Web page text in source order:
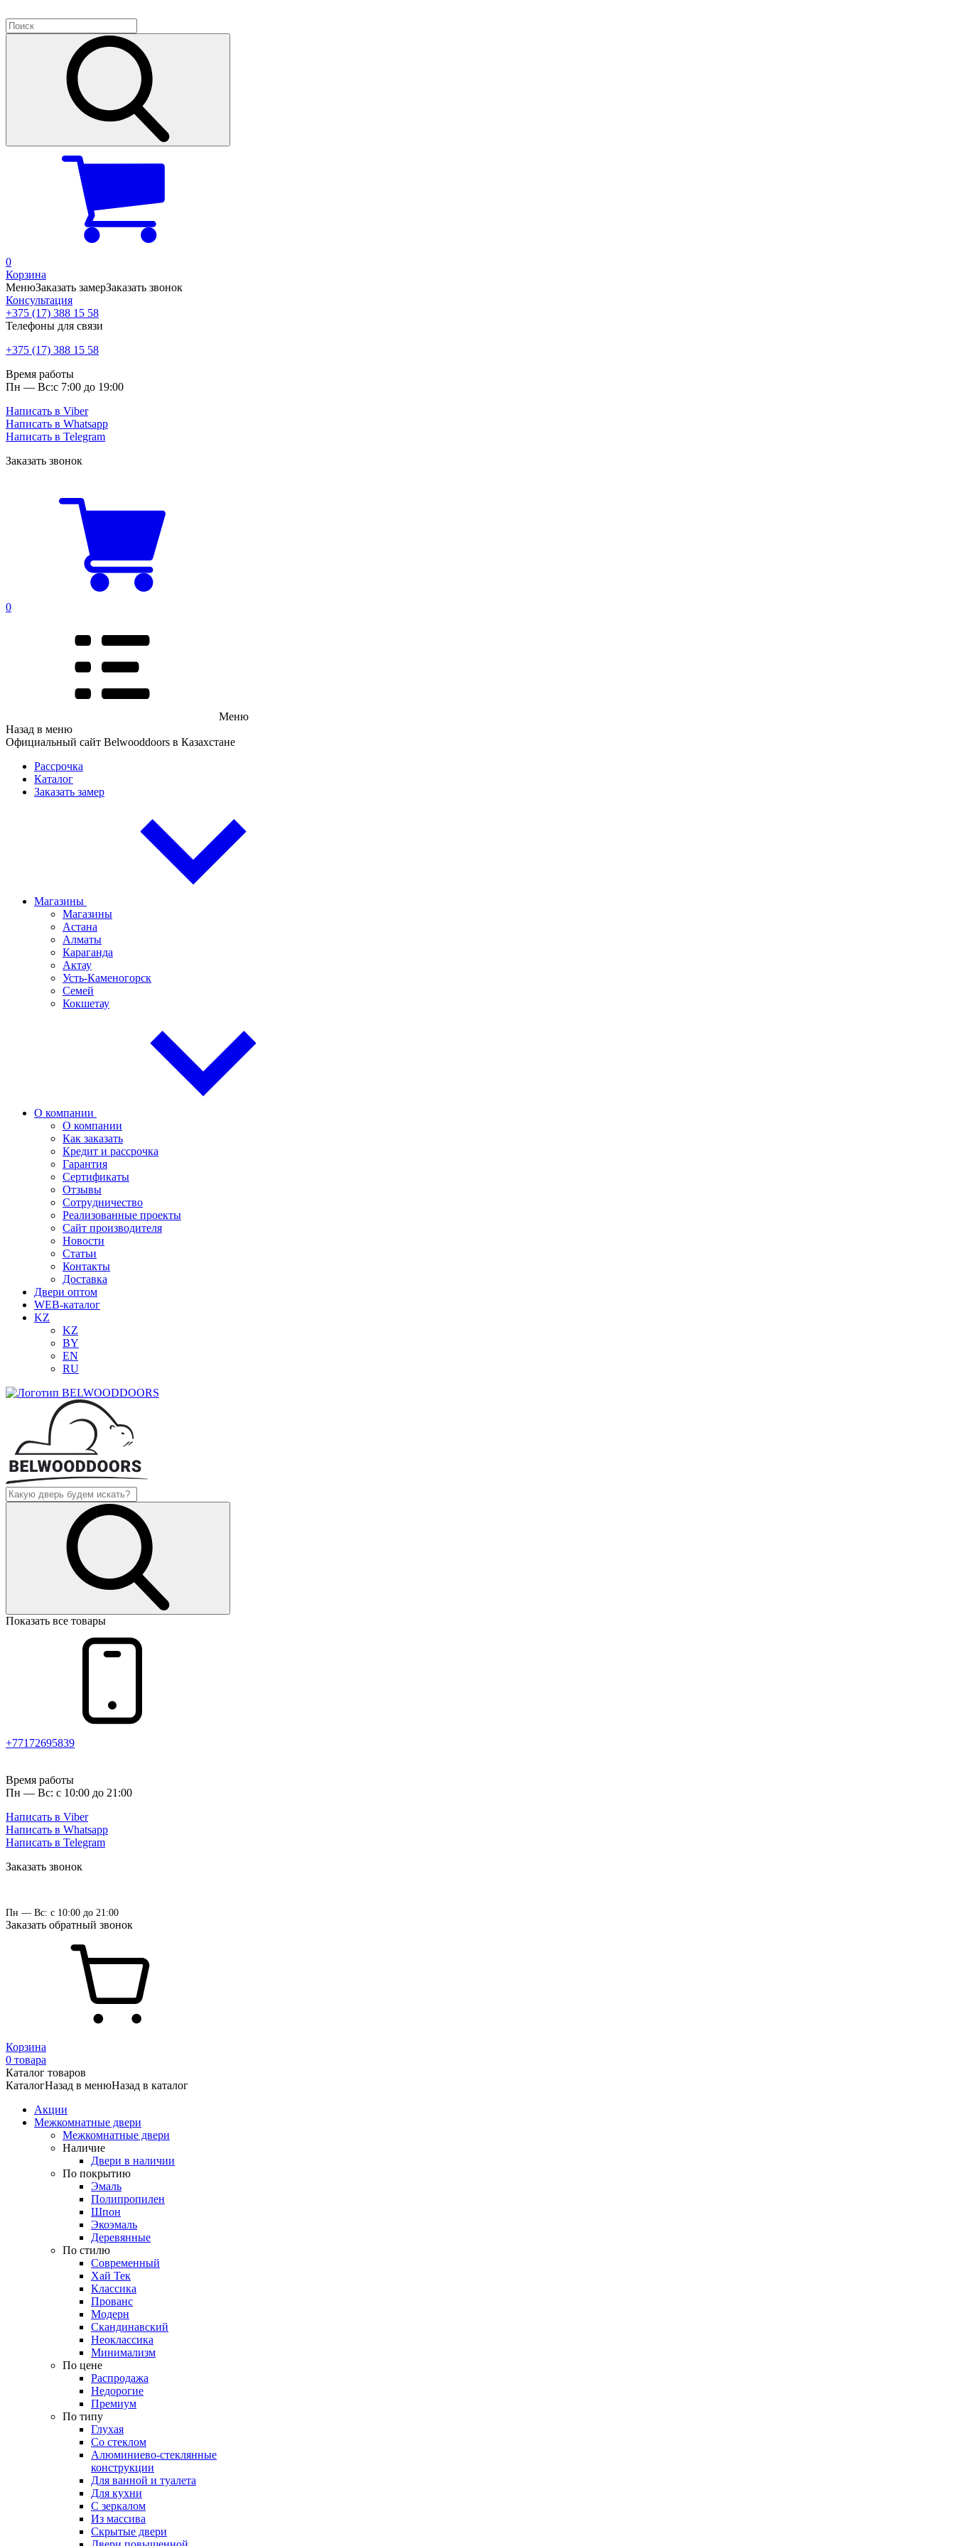
0
Корзина
МенюЗаказать замерЗаказать звонок
Консультация
+375 (17) 388 15 58
Телефоны для связи
+375 (17) 388 15 58
Время работы
Пн — Вс:с 7:00 до 19:00
Написать в Viber
Написать в Whatsapp
Написать в Telegram
Заказать звонок
0
Меню
Назад в меню
Официальный сайт Belwooddoors в Казахстане
Рассрочка
Каталог
Заказать замер
Магазины
Магазины
Астана
Алматы
Караганда
Актау
Усть-Каменогорск
Семей
Кокшетау
О компании
О компании
Как заказать
Кредит и рассрочка
Гарантия
Сертификаты
Отзывы
Сотрудничество
Реализованные проекты
Сайт производителя
Новости
Статьи
Контакты
Доставка
Двери оптом
WEB-каталог
KZ
KZ
BY
EN
RU
Показать все товары
+77172695839
Время работы
Пн — Вс: с 10:00 до 21:00
Написать в Viber
Написать в Whatsapp
Написать в Telegram
Заказать звонок
Пн — Вс: с 10:00 до 21:00
Заказать обратный звонок
Корзина
0 товара
Каталог товаров
КаталогНазад в менюНазад в каталог
Акции
Межкомнатные двери
Межкомнатные двери
Наличие
Двери в наличии
По покрытию
Эмаль
Полипропилен
Шпон
Экоэмаль
Деревянные
По стилю
Современный
Хай Тек
Классика
Прованс
Модерн
Скандинавский
Неоклассика
Минимализм
По цене
Распродажа
Недорогие
Премиум
По типу
Глухая
Со стеклом
Алюминиево-стеклянные
конструкции
Для ванной и туалета
Для кухни
С зеркалом
Из массива
Скрытые двери